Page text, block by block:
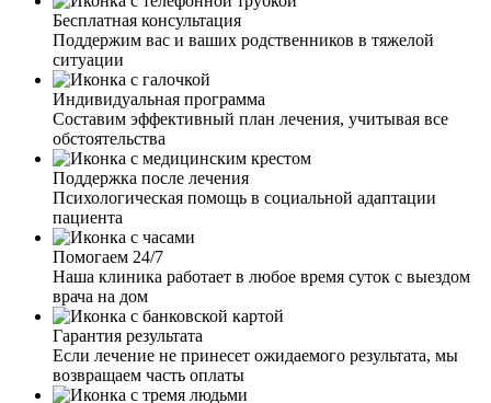
Бесплатная консультация
Поддержим вас и ваших родственников в тяжелой
ситуации
Индивидуальная программа
Составим эффективный план лечения, учитывая все
обстоятельства
Поддержка после лечения
Психологическая помощь в социальной адаптации
пациента
Помогаем 24/7
Наша клиника работает в любое время суток с выездом
врача на дом
Гарантия результата
Если лечение не принесет ожидаемого результата, мы
возвращаем часть оплаты